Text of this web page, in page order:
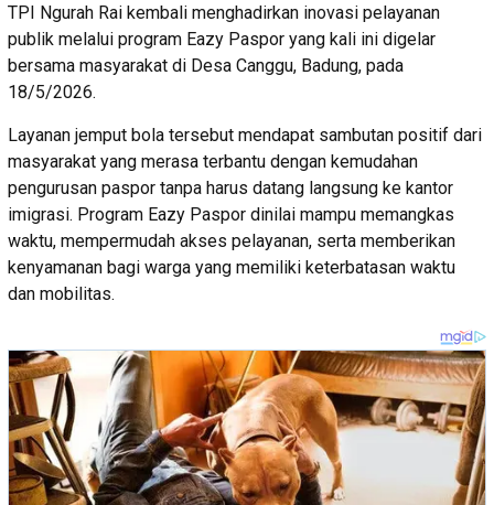
TPI Ngurah Rai kembali menghadirkan inovasi pelayanan
publik melalui program Eazy Paspor yang kali ini digelar
bersama masyarakat di Desa Canggu, Badung, pada
18/5/2026.
Layanan jemput bola tersebut mendapat sambutan positif dari
masyarakat yang merasa terbantu dengan kemudahan
pengurusan paspor tanpa harus datang langsung ke kantor
imigrasi. Program Eazy Paspor dinilai mampu memangkas
waktu, mempermudah akses pelayanan, serta memberikan
kenyamanan bagi warga yang memiliki keterbatasan waktu
dan mobilitas.